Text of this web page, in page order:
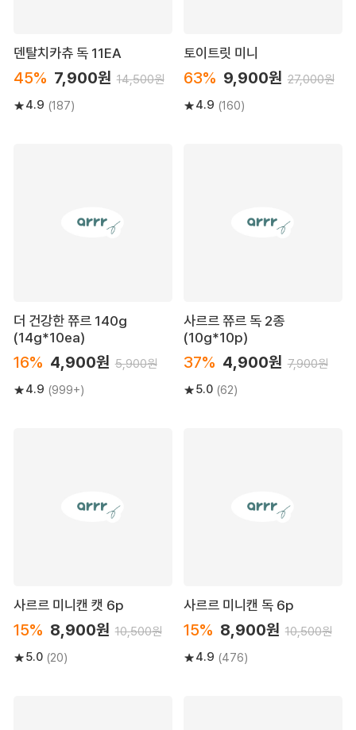
덴탈치카츄 독 11EA
45% 7,900원 14,500원
4.9 (187)
토이트릿 미니
63% 9,900원 27,000원
4.9 (160)
더 건강한 쮸르 140g
(14g*10ea)
16% 4,900원 5,900원
4.9 (999+)
사르르 쮸르 독 2종
(10g*10p)
37% 4,900원 7,900원
5.0 (62)
사르르 미니캔 캣 6p
15% 8,900원 10,500원
5.0 (20)
사르르 미니캔 독 6p
15% 8,900원 10,500원
4.9 (476)